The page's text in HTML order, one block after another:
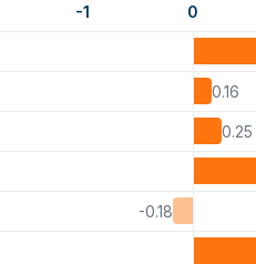
-1 0
0.16
0.25
-0.18